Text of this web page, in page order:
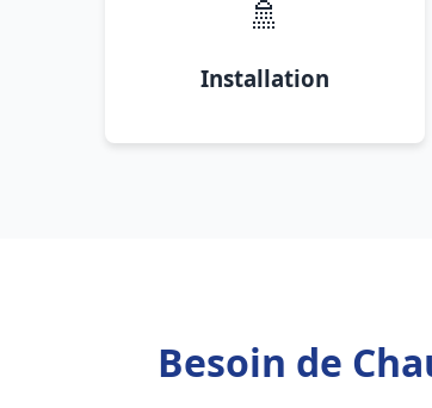
🚿
Installation
Besoin de